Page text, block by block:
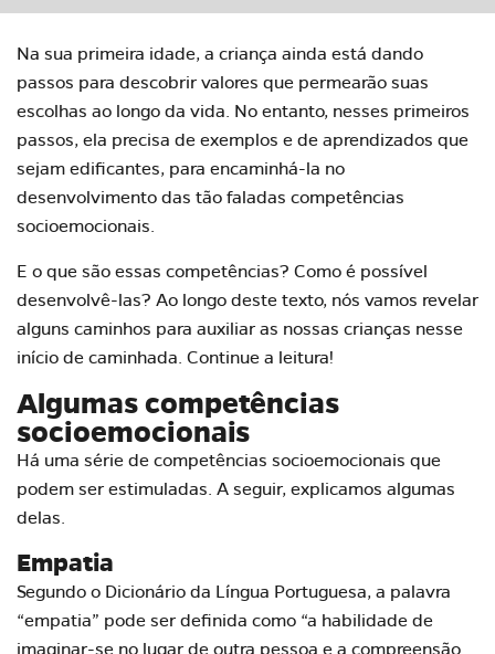
Na sua primeira idade, a criança ainda está dando
passos para descobrir valores que permearão suas
escolhas ao longo da vida. No entanto, nesses primeiros
passos, ela precisa de exemplos e de aprendizados que
sejam edificantes, para encaminhá-la no
desenvolvimento das tão faladas competências
socioemocionais.
E o que são essas competências? Como é possível
desenvolvê-las? Ao longo deste texto, nós vamos revelar
alguns caminhos para auxiliar as nossas crianças nesse
início de caminhada. Continue a leitura!
Algumas competências
socioemocionais
Há uma série de competências socioemocionais que
podem ser estimuladas. A seguir, explicamos algumas
delas.
Empatia
Segundo o Dicionário da Língua Portuguesa, a palavra
“empatia” pode ser definida como “a habilidade de
imaginar-se no lugar de outra pessoa e a compreensão